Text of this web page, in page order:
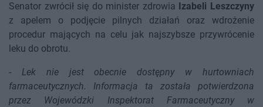
Senator zwrócił się do minister zdrowia Izabeli Leszczyny
z apelem o podjęcie pilnych działań oraz wdrożenie
procedur mających na celu jak najszybsze przywrócenie
leku do obrotu.
- Lek nie jest obecnie dostępny w hurtowniach
farmaceutycznych. Informacja ta została potwierdzona
przez Wojewódzki Inspektorat Farmaceutyczny w